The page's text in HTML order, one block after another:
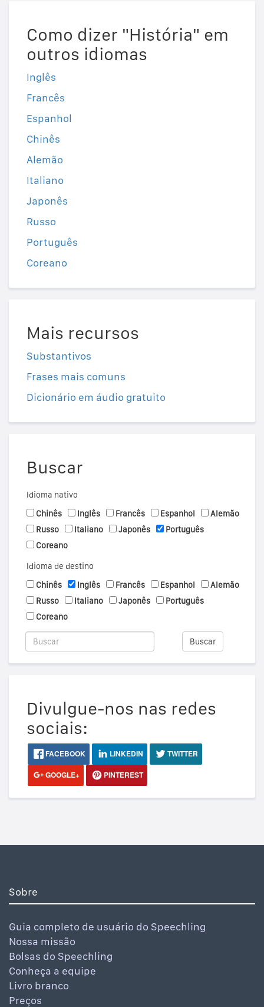
Como dizer "História" em
outros idiomas
Inglês
Francês
Espanhol
Chinês
Alemão
Italiano
Japonês
Russo
Português
Coreano
Mais recursos
Substantivos
Frases mais comuns
Dicionário em áudio gratuito
Buscar
Idioma nativo
Chinês
Inglês Francês Espanhol
Alemão
Russo
Italiano Japonês
Português
Coreano
Idioma de destino
Chinês
Inglês Francês Espanhol
Alemão
Russo
Italiano Japonês
Português
Coreano
Buscar
Divulgue-nos nas redes
sociais:
FACEBOOK LINKEDIN
TWITTER
GOOGLE+
PINTEREST
Sobre
Guia completo de usuário do Speechling
Nossa missão
Bolsas do Speechling
Conheça a equipe
Livro branco
Preços